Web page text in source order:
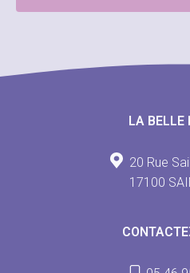
LA BELLE
20 Rue
17100